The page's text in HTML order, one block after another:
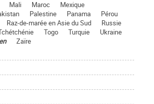
Mali Maroc
Mexique
Palestine Panama
Pérou
Raz-de-marée en Asie du Sud
Russie
Togo Turquie
Ukraine
Zaïre